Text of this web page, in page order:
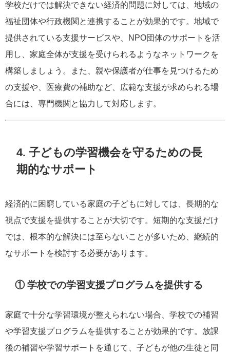
学校だけでは解決できない経済的問題に対しては、地域の
福祉団体や行政機関と連携することが効果的です。地域で
提供されている支援サービスや、NPO団体のサポートを活
用し、家庭全体が支援を受けられるようなネットワークを
構築しましょう。また、親や保護者が仕事を見つけるため
の支援や、医療費の補助など、広範な支援が求められる場
合には、専門機関と協力して対応します。
4. 子どもの学習機会を守るための長
期的なサポート
経済的に困窮している家庭の子どもに対しては、長期的な
視点で支援を提供することが大切です。短期的な支援だけ
では、根本的な解決には至らないことが多いため、継続的
なサポートを検討する必要があります。
① 学校での学習支援プログラムを提供する
家庭で十分な学習環境が整えられない場合、学校での補習
や学習支援プログラムを提供することが効果的です。放課
後の補習や学習サポートを通じて、子どもが他の生徒と同